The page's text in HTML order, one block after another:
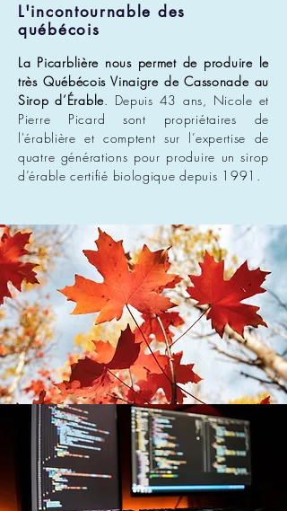
L'incontournable des
québécois
La Picarblière nous permet de produire le
très Québécois Vinaigre de Cassonade au
Sirop d’Érable. Depuis 43 ans, Nicole et
Pierre Picard sont propriétaires de
l'érablière et comptent sur l’expertise de
quatre générations pour produire un sirop
d’érable certifié biologique depuis 1991.